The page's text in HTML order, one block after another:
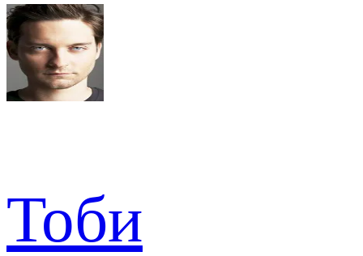
Тоби